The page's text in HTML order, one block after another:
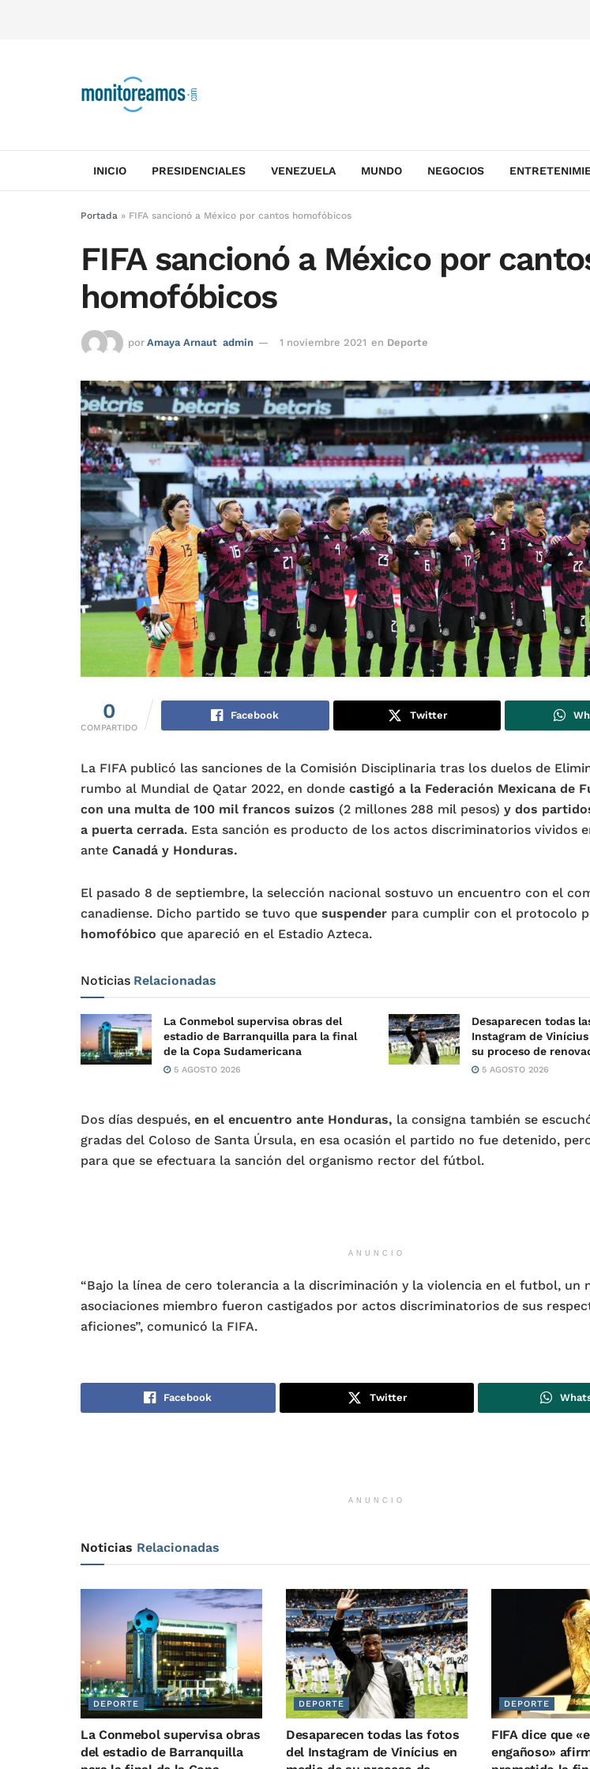
INICIO PRESIDENCIALES VENEZUELA MUNDO NEGOCIOS
Portada » FIFA sancionó a México por cantos homofóbicos
FIFA sancionó a México por
homofóbicos
por Amaya Arnaut admin 1 noviembre 2021 en Deporte
0
COMPARTIDO
Facebook Twitter
La FIFA publicó las sanciones de la Comisión Disciplinaria tras los duelos de
rumbo al Mundial de Qatar 2022, en donde castigó a la Federación Mexicana de
con una multa de 100 mil francos suizos (2 millones 288 mil pesos) y dos
a puerta cerrada. Esta sanción es producto de los actos discriminatorios vividos
ante Canadá y Honduras.
El pasado 8 de septiembre, la selección nacional sostuvo un encuentro con el
canadiense. Dicho partido se tuvo que suspender para cumplir con el protocolo
homofóbico que apareció en el Estadio Azteca.
Noticias Relacionadas
La Conmebol supervisa obras del
estadio de Barranquilla para la final
de la Copa Sudamericana
5 AGOSTO 2026
Desaparecen todas
Instagram de
su proceso de
5 AGOSTO 2026
Dos días después, en el encuentro ante Honduras, la consigna también se
gradas del Coloso de Santa Úrsula, en esa ocasión el partido no fue detenido,
para que se efectuara la sanción del organismo rector del fútbol.
ANUNCIO
“Bajo la línea de cero tolerancia a la discriminación y la violencia en el futbol, un
asociaciones miembro fueron castigados por actos discriminatorios de sus
aficiones”, comunicó la FIFA.
Facebook Twitter
ANUNCIO
Noticias Relacionadas
DEPORTE
La Conmebol supervisa obras
del estadio de Barranquilla
DEPORTE
Desaparecen todas las fotos
del Instagram de Vinícius en
DEPORTE
FIFA dice que
engañoso»